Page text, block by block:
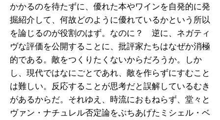
かかるのを待たずに、優れた本やワインを自発的に発
掘紹介して、何故どのように優れているかという所以
を論じるのが役割のはず。なのに？ 逆に、ネガティ
ヴな評価を公開することに、批評家たちはなぜか消極
的である。敵をつくりたくないからだろうか。しか
し、現代ではなにごとであれ、敵を作らずにすむこと
は難しい。反応することが思考だと誤解しているむき
があるからだ。それゆえ、時流におもねらず、堂々と
ヴァン・ナチュレル否定論をぶちあげたミシェル・ベ